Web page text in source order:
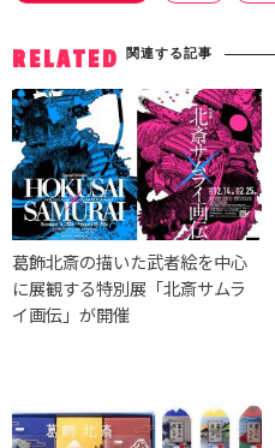
RELATED 関連する記事
葛飾北斎の描いた武者絵を中心
に展観する特別展「北斎サムラ
イ画伝」が開催